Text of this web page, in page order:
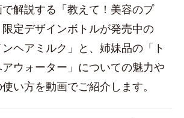
解説する「教えて！美容のプ
定デザインボトルが発売中の
ンヘアミルク」と、姉妹品の「ト
ウォーター」についての魅力や
い方を動画でご紹介します。